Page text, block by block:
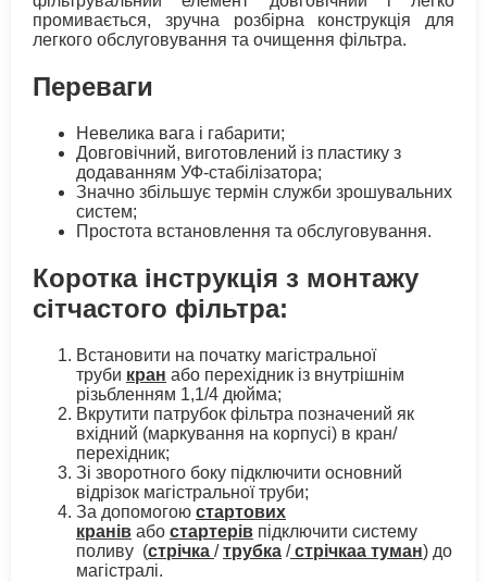
промивається, зручна розбірна конструкція для
легкого обслуговування та очищення фільтра.
Переваги
Невелика вага і габарити;
Довговічний, виготовлений із пластику з
додаванням УФ-стабілізатора;
Значно збільшує термін служби зрошувальних
систем;
Простота встановлення та обслуговування.
Коротка інструкція з монтажу
сітчастого фільтра:
Встановити на початку магістральної
труби кран або перехідник із внутрішнім
різьбленням 1,1/4 дюйма;
Вкрутити патрубок фільтра позначений як
вхідний (маркування на корпусі) в кран/
перехідник;
Зі зворотного боку підключити основний
відрізок магістральної труби;
За допомогою стартових
кранів або стартерів підключити систему
поливу (стрічка /трубка /стрічкаа туман) до
магістралі.